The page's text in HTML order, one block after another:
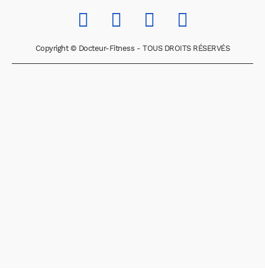
Copyright © Docteur-Fitness - TOUS DROITS RÉSERVÉS